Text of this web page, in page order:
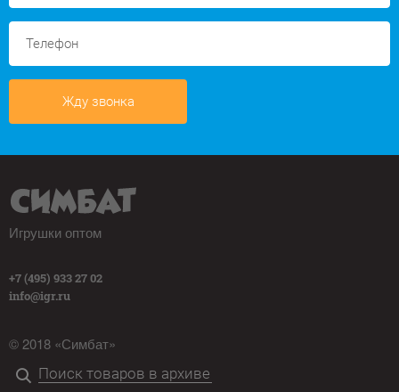
Жду звонка
Игрушки оптом
+7 (495) 933 27 02
info@igr.ru
© 2018 «Симбат»